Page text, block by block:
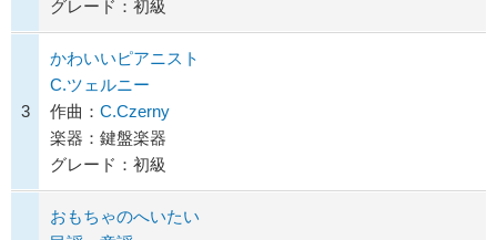
グレード：初級
3
かわいいピアニスト
C.ツェルニー
作曲： C.Czerny
楽器：鍵盤楽器
グレード：初級
おもちゃのへいたい